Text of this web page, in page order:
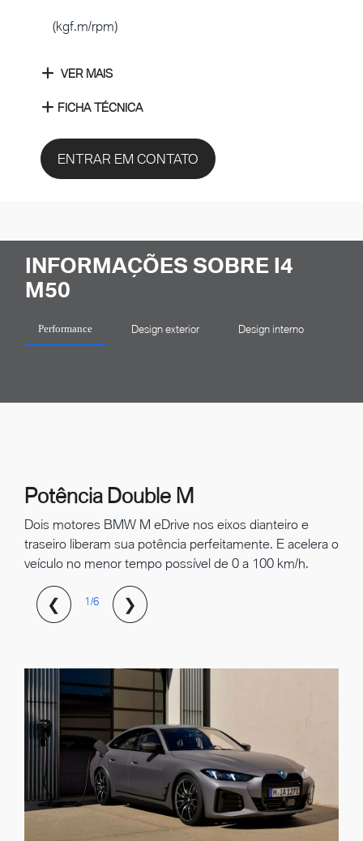
(kgf.m/rpm)
VER MAIS
FICHA TÉCNICA
ENTRAR EM CONTATO
INFORMAÇÕES SOBRE I4
M50
Performance Design exterior Design interno
Potência Double M
Dois motores BMW M eDrive nos eixos dianteiro e
traseiro liberam sua potência perfeitamente. E acelera o
veículo no menor tempo possível de 0 a 100 km/h.
❮ 1/6 ❯